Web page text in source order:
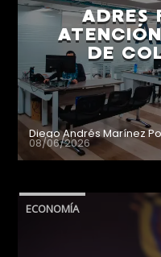
ADRES
DE
Diego Andrés Marínez
08/06/2026
ECONOMÍA